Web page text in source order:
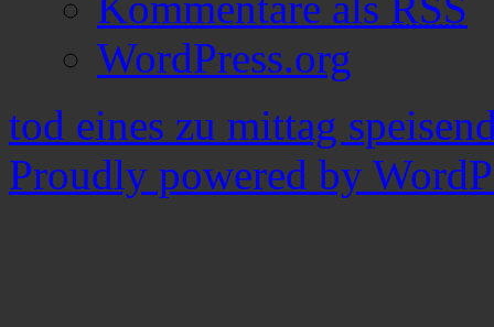
WordPress.org
tod eines zu mittag
Proudly powered by